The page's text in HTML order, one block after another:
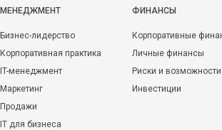
МЕНЕДЖМЕНТ
Бизнес-лидерство
Корпоративная практика
IT-менеджмент
Маркетинг
Продажи
IT для бизнеса
ФИНАНСЫ
Корпоративные
Личные финансы
Риски и возможности
Инвестиции